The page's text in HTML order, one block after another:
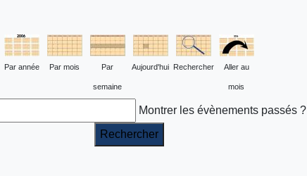
Par année Par mois Par
semaine
Aujourd'hui Rechercher Aller au
mois
Montrer les évènements passés ?